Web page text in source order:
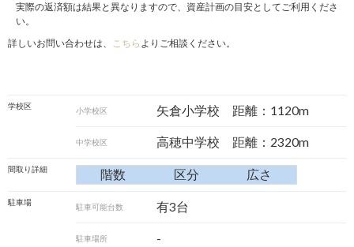
実際の返済額は結果と異なりますので、資産計画の目安としてご利用くださ
い。
詳しいお問い合わせは、 こちら よりご相談ください。
学校区 小学校区 矢倉小学校 距離：1120m
中学校区 高穂中学校 距離：2320m
間取り詳細 階数 区分 広さ
駐車場 駐車可能台数 有3台
駐車場所 -